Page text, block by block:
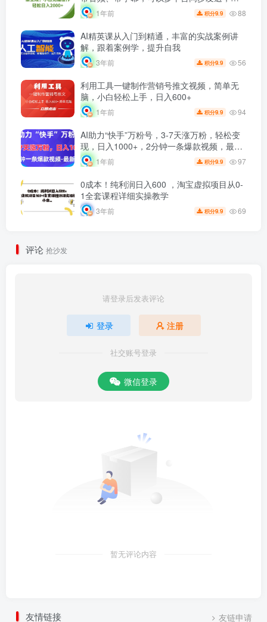
松日入2000+
1年前 积分9.9 88
AI精英课从入门到精通，丰富的实战案例讲
解，跟着案例学，提升自我
3年前 积分9.9 56
利用工具一键制作营销号推文视频，简单无
脑，小白轻松上手，日入600+
1年前 积分9.9 94
AI助力“快手”万粉号，3-7天涨万粉，轻松变
现，日入1000+，2分钟一条爆款视频，最新
技术1年前 积分9.9 97
0成本！纯利润日入600 ，淘宝虚拟项目从0-
1全套课程详细实操教学
3年前 积分9.9 69
评论 抢沙发
请登录后发表评论
登录 注册
社交账号登录
微信登录
暂无评论内容
友情链接 友链申请